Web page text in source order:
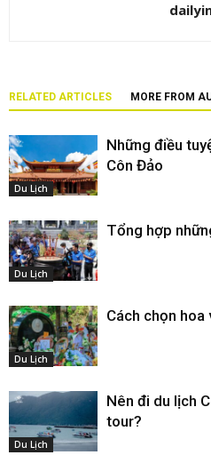
RELATED ARTICLES MORE FROM
Du Lịch
Những điều
Côn Đảo
Du Lịch
Tổng hợp
Du Lịch
Cách chọn hoa
Du Lịch
Nên đi du lịch
tour?